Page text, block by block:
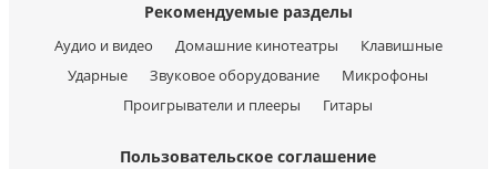
Рекомендуемые разделы
Аудио и видео Домашние кинотеатры
Клавишные
Ударные
Звуковое оборудование
Микрофоны
Проигрыватели и плееры
Гитары
Пользовательское соглашение